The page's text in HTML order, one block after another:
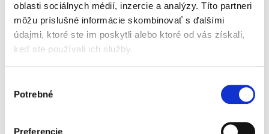
oblasti sociálnych médií, inzercie a analýzy. Títo partneri
môžu príslušné informácie skombinovať s ďalšími
údajmi, ktoré ste im poskytli alebo ktoré od vás získali,
keď ste používali ich služby.
súhlasu
Potrebné
Preferencie
Tomáš Buchta Michaela Sýkorová
29,00 € s DPH
27,62 €
bez DPH